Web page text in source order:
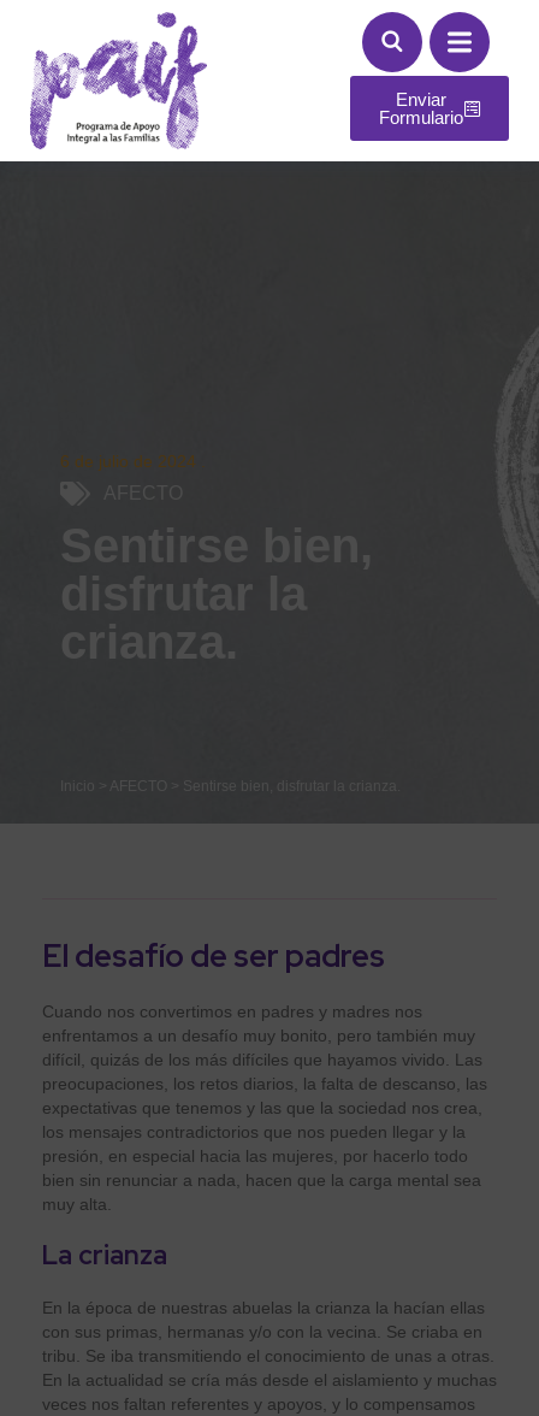
Enviar
Formulario
6 de julio de 2024
AFECTO
Sentirse bien,
disfrutar la
crianza.
Inicio AFECTO Sentirse bien, disfrutar la crianza.
El desafío de ser padres
Cuando nos convertimos en padres y madres nos
enfrentamos a un desafío muy bonito, pero también muy
difícil, quizás de los más difíciles que hayamos vivido. Las
preocupaciones, los retos diarios, la falta de descanso, las
expectativas que tenemos y las que la sociedad nos crea,
los mensajes contradictorios que nos pueden llegar y la
presión, en especial hacia las mujeres, por hacerlo todo
bien sin renunciar a nada, hacen que la carga mental sea
muy alta.
La crianza
En la época de nuestras abuelas la crianza la hacían ellas
con sus primas, hermanas y/o con la vecina. Se criaba en
tribu. Se iba transmitiendo el conocimiento de unas a otras.
En la actualidad se cría más desde el aislamiento y muchas
veces nos faltan referentes y apoyos, y lo compensamos